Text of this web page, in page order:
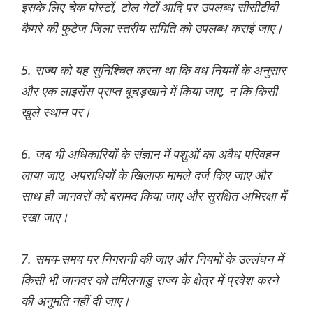
इसके लिए चेक पोस्टों, टोल गेटों आदि पर उपलब्ध सीसीटीवी
कैमरे की फुटेज जिला स्तरीय समिति को उपलब्ध कराई जाए।
5. राज्य को यह सुनिश्चित करना था कि वध नियमों के अनुसार
और एक लाइसेंस प्राप्त बूचड़खाने में किया जाए, न कि किसी
खुले स्थान पर।
6. जब भी अधिकारियों के संज्ञान में पशुओं का अवैध परिवहन
लाया जाए, अपराधियों के खिलाफ मामले दर्ज किए जाए और
साथ ही जानवरों को बरामद किया जाए और सुरक्षित अभिरक्षा में
रखा जाए।
7. समय-समय पर निगरानी की जाए और नियमों के उल्लंघन में
किसी भी जानवर को तमिलनाडु राज्य के क्षेत्र में प्रवेश करने
की अनुमति नहीं दी जाए।